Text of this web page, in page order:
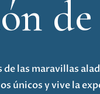
las maravillas
únicos y vive la